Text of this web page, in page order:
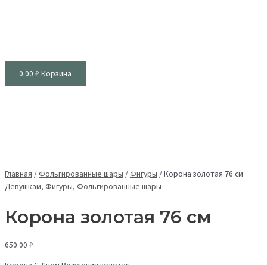
0.00 ₽ Корзина
Главная /Фольгированные шары /Фигуры /Корона золотая 76 см
Девушкам, Фигуры, Фольгированные шары
Корона золотая 76 см
650.00 ₽